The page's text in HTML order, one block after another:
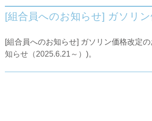
[組合員へのお知らせ] ガソリ
[組合員へのお知らせ] ガソリン価格改定
知らせ（2025.6.21～） )。